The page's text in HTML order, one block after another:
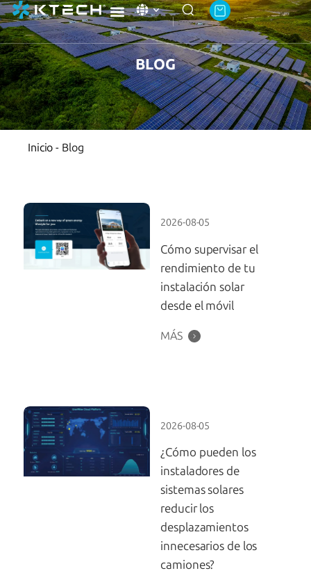
BLOG
Inicio - Blog
2026-08-05
Cómo supervisar el
rendimiento de tu
instalación solar
desde el móvil
MÁS
2026-08-05
¿Cómo pueden los
instaladores de
sistemas solares
reducir los
desplazamientos
innecesarios de los
camiones?